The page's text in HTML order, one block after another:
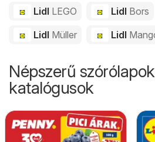
Lidl LEGO Lidl Bors
Lidl Müller Lidl
Népszerű
katalógusok